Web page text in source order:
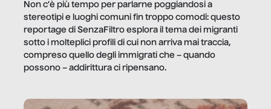
Non c’è più tempo per parlarne poggiandosi a
stereotipi e luoghi comuni fin troppo comodi: questo
reportage di SenzaFiltro esplora il tema dei migranti
sotto i molteplici profili di cui non arriva mai traccia,
compreso quello degli immigrati che – quando
possono – addirittura ci ripensano.